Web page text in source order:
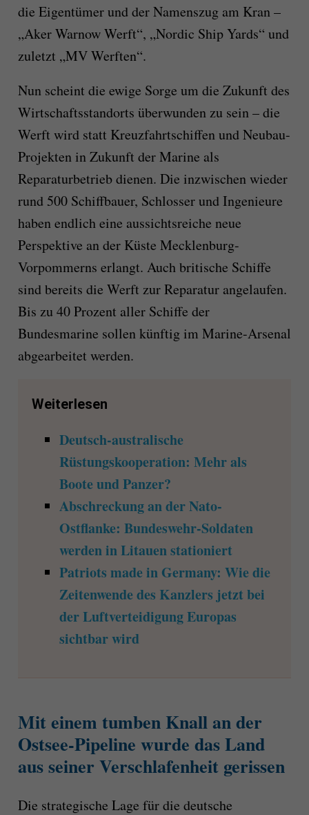
die Eigentümer und der Namenszug am Kran –
„Aker Warnow Werft“, „Nordic Ship Yards“ und
zuletzt „MV Werften“.
Nun scheint die ewige Sorge um die Zukunft des
Wirtschaftsstandorts überwunden zu sein – die
Werft wird statt Kreuzfahrtschiffen und Neubau-
Projekten in Zukunft der Marine als
Reparaturbetrieb dienen. Die inzwischen wieder
rund 500 Schiffbauer, Schlosser und Ingenieure
haben endlich eine aussichtsreiche neue
Perspektive an der Küste Mecklenburg-
Vorpommerns erlangt. Auch britische Schiffe
sind bereits die Werft zur Reparatur angelaufen.
Bis zu 40 Prozent aller Schiffe der
Bundesmarine sollen künftig im Marine-Arsenal
abgearbeitet werden.
Weiterlesen
Deutsch-australische
Rüstungskooperation: Mehr als
Boote und Panzer?
Abschreckung an der Nato-
Ostflanke: Bundeswehr-Soldaten
werden in Litauen stationiert
Patriots made in Germany: Wie die
Zeitenwende des Kanzlers jetzt bei
der Luftverteidigung Europas
sichtbar wird
Mit einem tumben Knall an der
Ostsee-Pipeline wurde das Land
aus seiner Verschlafenheit gerissen
Die strategische Lage für die deutsche